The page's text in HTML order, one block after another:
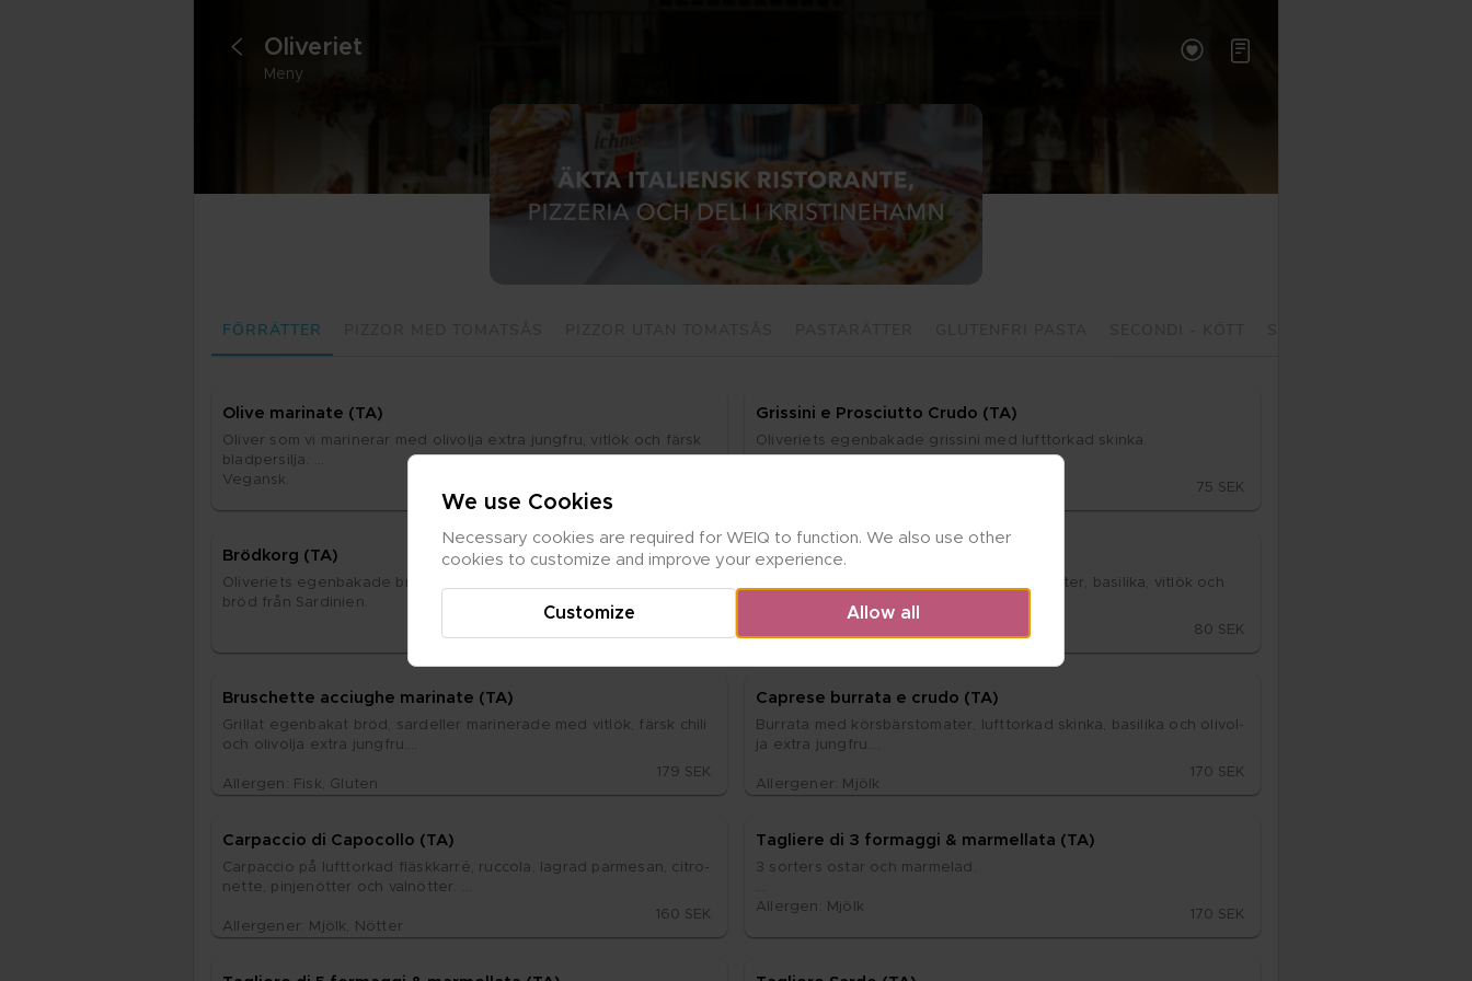
< Oli­ve­ri­et
Meny
 
FÖRRÄTTER
Oli­ve ma­ri­na­te (TA)
Oli­ver som vi ma­ri­ne­rar med oliv­ol­ja ex­tra jung­fru, vit­lök och färsk
blad­per­sil­ja.
Ve­gansk.
Gris­si­ni e Prosciut­to Cru­do (TA)
Oli­ve­ri­ets egen­ba­ka­de gris­si­ni med luft­tor­kad skin­ka.
Al­ler­ge­ner: Glu­ten
75 SEK
Bröd­korg (TA)
Oli­ve­ri­ets egen­ba­ka­de bröd och gris­si­ni samt pane ca­rasau, tunn­
bröd från Sar­di­ni­en.
Bru­schet­te al po­mo­do­ro (TA)
Gril­lat egen­ba­kat bröd med körs­bärsto­ma­ter, ba­si­li­ka, vit­lök och
oliv­ol­ja ex­tra jung­fru.
Al­ler­gen: Glu­ten
80 SEK
Bru­schet­te ac­ci­ug­he ma­ri­na­te (TA)
Gril­lat egen­ba­kat bröd, sar­del­ler ma­ri­ne­ra­de med vit­lök, färsk chi­li
och oliv­ol­ja ex­tra jung­fru.
Al­ler­gen: Fisk, Glu­ten
179 SEK
Ca­pre­se bur­ra­ta e cru­do (TA)
Bur­ra­ta med körs­bärsto­ma­ter, luft­tor­kad skin­ka, ba­si­li­ka och oliv­ol­
ja ex­tra jung­fru.
Al­ler­ge­ner: Mjölk
170 SEK
Car­pac­cio di Capocol­lo (TA)
Car­pac­cio på luft­tor­kad fläsk­kar­ré, ruc­co­la, lag­rad par­me­san, ci­tro­
net­te, pin­jenöt­ter och val­nöt­ter.
Al­ler­ge­ner: Mjölk, Nöt­ter
160 SEK
Tag­li­e­re di 3 for­mag­gi & mar­mel­la­ta (TA)
3 sor­ters os­tar och mar­me­lad.
Al­ler­gen: Mjölk
170 SEK
We use Cookies
Necessary cookies are required for WEIQ to function. We also use other
cookies to customize and improve your experience.
Allow all
Customize